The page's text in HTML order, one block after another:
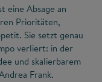
eine Absage an
Prioritäten,
Sie setzt genau
verliert: in der
und skalierbarem
Frank.